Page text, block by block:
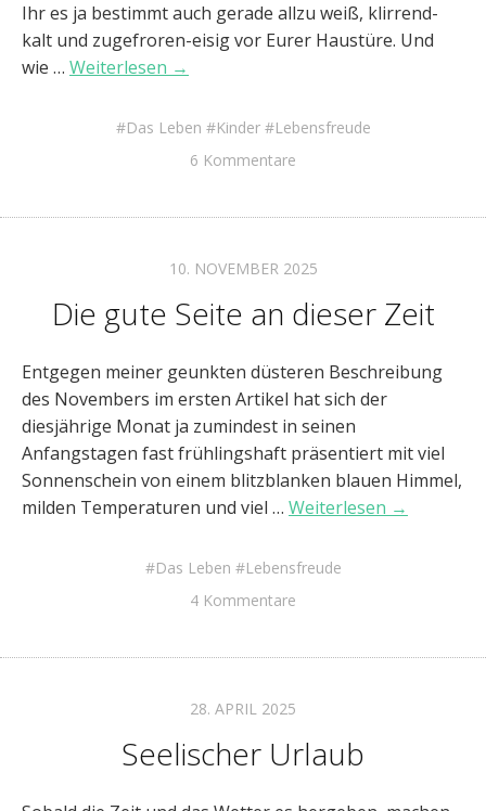
Ihr es ja bestimmt auch gerade allzu weiß, klirrend-
kalt und zugefroren-eisig vor Eurer Haustüre. Und
wie … Weiterlesen →
Das Leben Kinder
Lebensfreude
6 Kommentare
10. NOVEMBER 2025
Die gute Seite an dieser Zeit
Entgegen meiner geunkten düsteren Beschreibung
des Novembers im ersten Artikel hat sich der
diesjährige Monat ja zumindest in seinen
Anfangstagen fast frühlingshaft präsentiert mit viel
Sonnenschein von einem blitzblanken blauen Himmel,
milden Temperaturen und viel … Weiterlesen →
Das Leben
Lebensfreude
4 Kommentare
28. APRIL 2025
Seelischer Urlaub